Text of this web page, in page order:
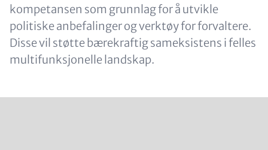
kompetansen som grunnlag for å utvikle
politiske anbefalinger og verktøy for forvaltere.
Disse vil støtte bærekraftig sameksistens i felles
multifunksjonelle landskap.